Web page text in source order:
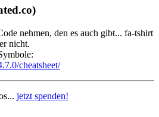
nehmen, den es auch gibt... fa-tshirt
nicht.
cheatsheet/
jetzt spenden!